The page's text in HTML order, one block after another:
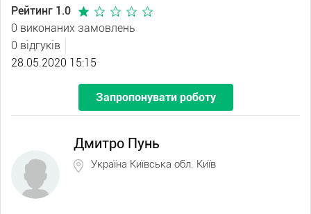
Рейтинг 1.0
0 виконаних замовлень
0 відгуків
28.05.2020 15:15
Запропонувати роботу
Дмитро Пунь
Україна Київська обл. Київ